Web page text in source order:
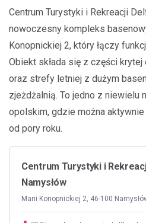
Centrum Turystyki i Rekreacji
nowoczesny kompleks
Konopnickiej 2, który łączy
Obiekt składa się z części krytej
oraz strefy letniej z dużym
zjeżdżalnią. To jedno z niewielu
opolskim, gdzie można
od pory roku.
Centrum Turystyki i
Namysłów
Marii Konopnickiej 2, 46-100